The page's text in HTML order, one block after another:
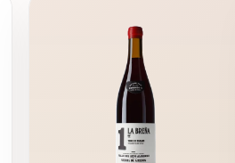
2022 eignet sich hervorragend
und verleiht